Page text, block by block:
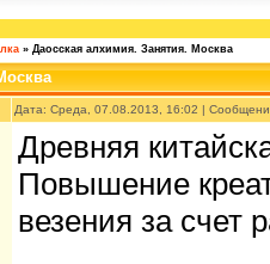
» Даосская алхимия. Занятия. Москва
Дата: Среда, 07.08.2013, 16:02 |
Древняя
Повышение
везения за счет